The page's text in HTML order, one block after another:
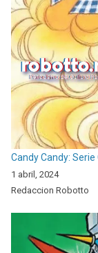
Candy Candy:
1 abril, 2024
Redaccion Robotto